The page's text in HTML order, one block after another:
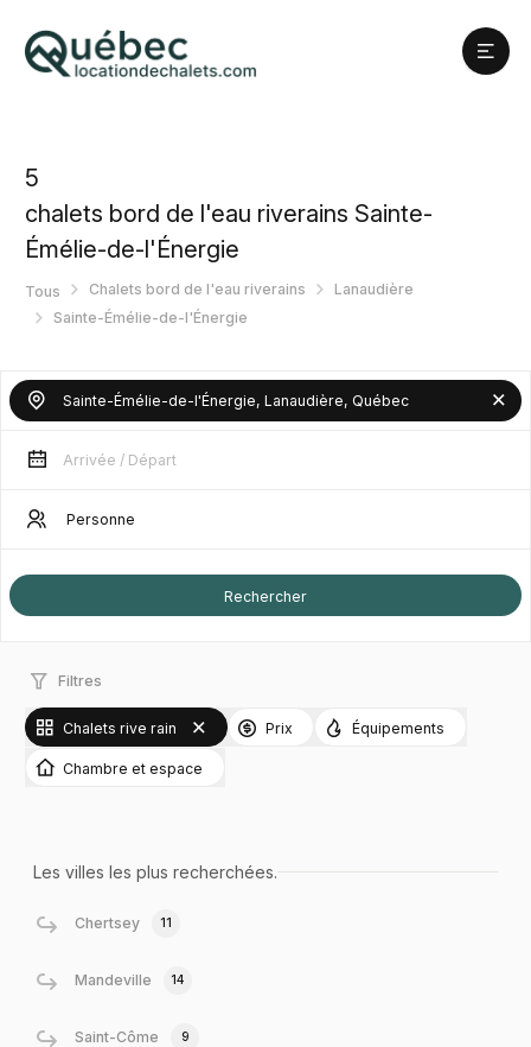
5
chalets bord de l'eau riverains Sainte-
Émélie-de-l'Énergie
Tous Chalets bord de l'eau riverains
Lanaudière
Sainte-Émélie-de-l'Énergie
Filtres
Chalets rive rain Prix Équipements
Chambre et espace
Les villes les plus recherchées.
Chertsey 11
Mandeville 14
Saint-Côme 9